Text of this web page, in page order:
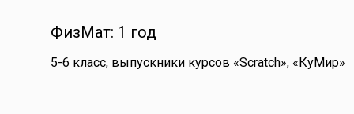
ФизМат: 1 год
5-6 класс, выпускники курсов «Scratch», «КуМир»